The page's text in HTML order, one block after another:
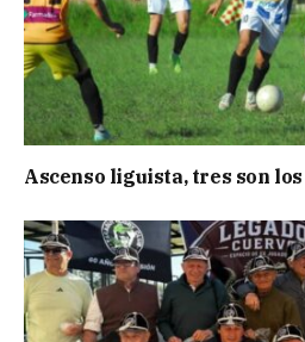
Ascenso liguista, tres son